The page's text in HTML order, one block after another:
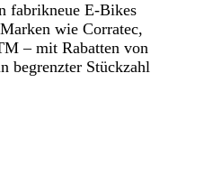
fabrikneue E-Bikes
wie Corratec,
– mit Rabatten von
begrenzter Stückzahl